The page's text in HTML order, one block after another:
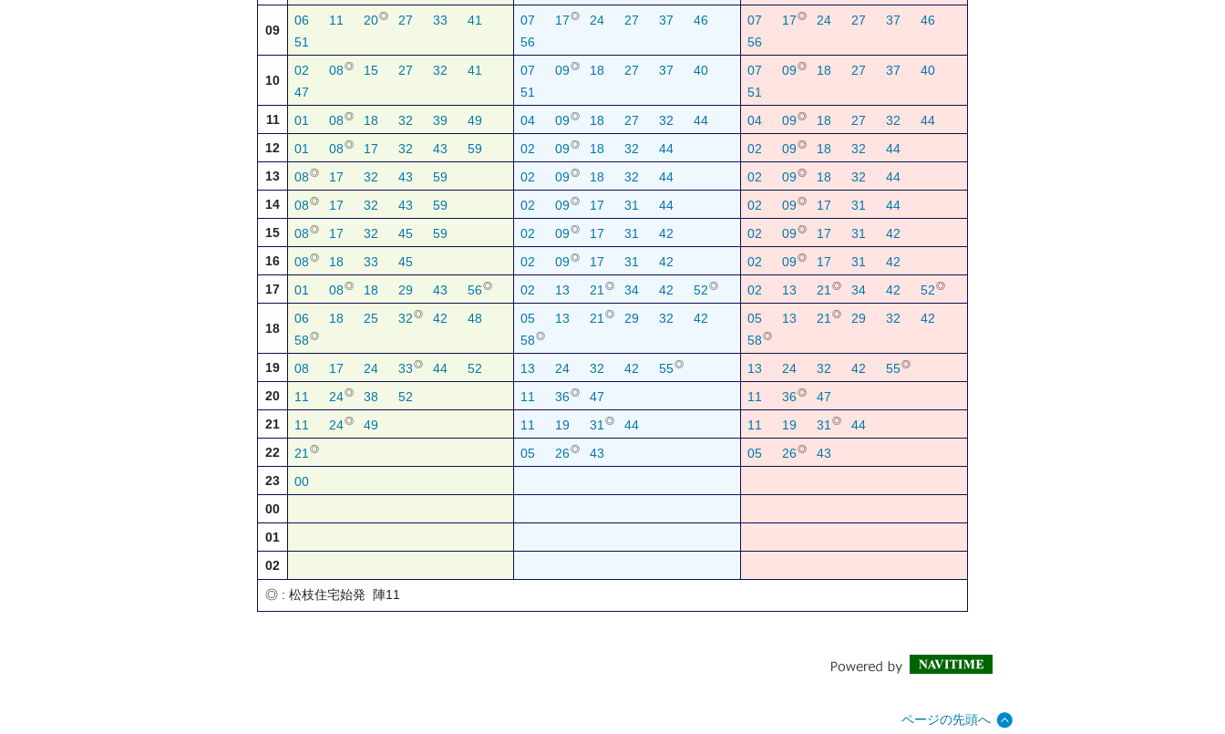
09
06 11 20◎ 27 33
41
51
07 17◎ 24 27 37
46
56
07 17◎ 24 27 37
46
56
10
02 08◎ 15 27 32
41
47
07 09◎ 18 27 37
40
51
07 09◎ 18 27 37
40
51
11
01 08◎ 18 32 39 49 04 09◎ 18 27 32 44 04 09◎ 18 27 32
44
12
01 08◎ 17 32 43 59 02 09◎ 18 32 44 02 09◎ 18 32
44
13
08◎ 17 32 43 59 02 09◎ 18 32 44 02 09◎ 18 32
44
14
08◎ 17 32 43 59 02 09◎ 17 31 44 02 09◎ 17 31
44
15
08◎ 17 32 45 59 02 09◎ 17 31 42 02 09◎ 17 31
42
16
08◎ 18 33 45 02 09◎ 17 31 42 02 09◎ 17 31
42
17
01 08◎ 18 29 43 56◎ 02 13 21 ◎ 34 42 52◎ 02 13 21 ◎ 34 42 52◎
18
06 18 25 32◎ 42
48
58◎
05 13 21 ◎ 29 32
42
58◎
05 13 21 ◎ 29 32
42
58◎
19 08 17 24 33◎ 44 52 13 24 32 42 55◎ 13 24 32 42 55◎
20 11 24◎ 38 52 11 36◎ 47 11 36◎
47
21
11 24◎ 49 11 19 31 ◎ 44 11 19 31 ◎
44
22
21 ◎ 05 26◎ 43 05 26◎
43
23
00
00
01
02
◎ : 松枝住宅始発 陣11
ページの先頭へ